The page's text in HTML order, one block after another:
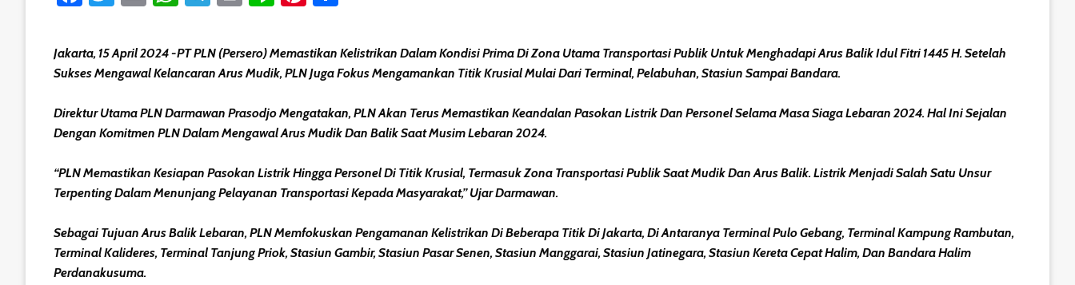
Jakarta, 15 April 2024 -PT PLN (Persero) Memastikan Kelistrikan Dalam Kondisi Prima Di Zona Utama Transportasi Publik Untuk Menghadapi Arus Balik Idul Fitri 1445 H. Setelah
Sukses Mengawal Kelancaran Arus Mudik, PLN Juga Fokus Mengamankan Titik Krusial Mulai Dari Terminal, Pelabuhan, Stasiun Sampai Bandara.
Direktur Utama PLN Darmawan Prasodjo Mengatakan, PLN Akan Terus Memastikan Keandalan Pasokan Listrik Dan Personel Selama Masa Siaga Lebaran 2024. Hal Ini Sejalan
Dengan Komitmen PLN Dalam Mengawal Arus Mudik Dan Balik Saat Musim Lebaran 2024.
“PLN Memastikan Kesiapan Pasokan Listrik Hingga Personel Di Titik Krusial, Termasuk Zona Transportasi Publik Saat Mudik Dan Arus Balik. Listrik Menjadi Salah Satu Unsur
Terpenting Dalam Menunjang Pelayanan Transportasi Kepada Masyarakat,” Ujar Darmawan.
Sebagai Tujuan Arus Balik Lebaran, PLN Memfokuskan Pengamanan Kelistrikan Di Beberapa Titik Di Jakarta, Di Antaranya Terminal Pulo Gebang, Terminal Kampung Rambutan,
Terminal Kalideres, Terminal Tanjung Priok, Stasiun Gambir, Stasiun Pasar Senen, Stasiun Manggarai, Stasiun Jatinegara, Stasiun Kereta Cepat Halim, Dan Bandara Halim
Perdanakusuma.